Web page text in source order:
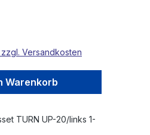
Versandkosten
Warenkorb